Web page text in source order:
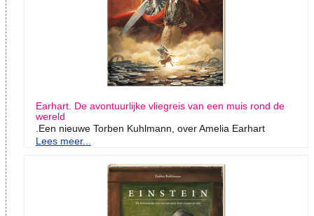
Earhart. De avontuurlijke vliegreis van een muis rond de
wereld
.Een nieuwe Torben Kuhlmann, over Amelia Earhart
Lees meer...